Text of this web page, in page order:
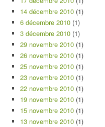
14 décembre 2010 (1)
6 décembre 2010 (1)
3 décembre 2010 (1)
29 novembre 2010 (1)
26 novembre 2010 (1)
25 novembre 2010 (1)
23 novembre 2010 (1)
22 novembre 2010 (1)
19 novembre 2010 (1)
15 novembre 2010 (1)
13 novembre 2010 (1)